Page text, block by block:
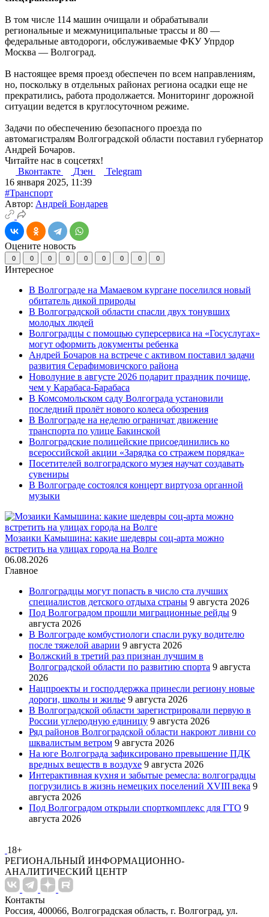
В том числе 114 машин очищали и обрабатывали
региональные и межмуниципальные трассы и 80 —
федеральные автодороги, обслуживаемые ФКУ Упрдор
Москва — Волгоград.
В настоящее время проезд обеспечен по всем направлениям,
но, поскольку в отдельных районах региона осадки еще не
прекратились, работа продолжается. Мониторинг дорожной
ситуации ведется в круглосуточном режиме.
Задачи по обеспечению безопасного проезда по
автомагистралям Волгоградской области поставил губернатор
Андрей Бочаров.
Читайте нас в соцсетях!
Вконтакте
Дзен
Telegram
16 января 2025, 11:39
#Транспорт
Автор: Андрей Бондарев
Оцените новость
0 0 0 0 0 0 0 0 0
Интересное
В Волгограде на Мамаевом кургане поселился новый
обитатель дикой природы
В Волгоградской области спасли двух тонувших
молодых людей
Волгоградцы с помощью суперсервиса на «Госуслугах»
могут оформить документы ребенка
Андрей Бочаров на встрече с активом поставил задачи
развития Серафимовичского района
Новолуние в августе 2026 подарит праздник почище,
чем у Карабаса-Барабаса
В Комсомольском саду Волгограда установили
последний пролёт нового колеса обозрения
В Волгограде на неделю ограничат движение
транспорта по улице Бакинской
Волгоградские полицейские присоединились ко
всероссийской акции «Зарядка со стражем порядка»
Посетителей волгоградского музея научат создавать
сувениры
В Волгограде состоялся концерт виртуоза органной
музыки
Мозаики Камышина: какие шедевры соц-арта можно
встретить на улицах города на Волге
06.08.2026
Главное
Волгоградцы могут попасть в число ста лучших
специалистов детского отдыха страны 9 августа 2026
Под Волгоградом прошли миграционные рейды 9
августа 2026
В Волгограде комбустиологи спасли руку водителю
после тяжелой аварии 9 августа 2026
Волжский в третий раз признан лучшим в
Волгоградской области по развитию спорта 9 августа
2026
Нацпроекты и господдержка принесли региону новые
дороги, школы и жилье 9 августа 2026
В Волгоградской области зарегистрировали первую в
России углеродную единицу 9 августа 2026
Ряд районов Волгоградской области накроют ливни со
шквалистым ветром 9 августа 2026
На юге Волгограда зафиксировано превышение ПДК
вредных веществ в воздухе 9 августа 2026
Интерактивная кухня и забытые ремесла: волгоградцы
погрузились в жизнь немецких поселений XVIII века 9
августа 2026
Под Волгоградом открыли спорткомплекс для ГТО 9
августа 2026
18+
РЕГИОНАЛЬНЫЙ ИНФОРМАЦИОННО-
АНАЛИТИЧЕСКИЙ ЦЕНТР
Контакты
Россия, 400066, Волгоградская область, г. Волгоград, ул.